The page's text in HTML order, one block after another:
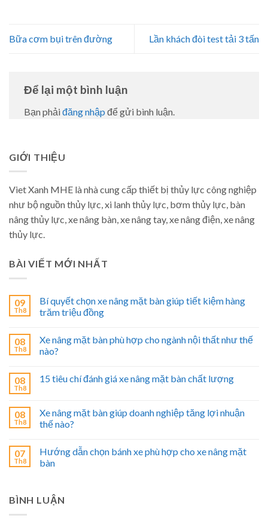
Bữa cơm bụi trên đường Lần khách đòi test tải 3 tấn
Để lại một bình luận
Bạn phải đăng nhập để gửi bình luận.
GIỚI THIỆU
Viet Xanh MHE là nhà cung cấp thiết bị thủy lực công nghiệp
như bộ nguồn thủy lực, xi lanh thủy lực, bơm thủy lực, bàn
nâng thủy lực, xe nâng bàn, xe nâng tay, xe nâng điện, xe nâng
thủy lực.
BÀI VIẾT MỚI NHẤT
09
Th8
Bí quyết chọn xe nâng mặt bàn giúp tiết kiệm hàng
trăm triệu đồng
08
Th8
Xe nâng mặt bàn phù hợp cho ngành nội thất như thế
nào?
08
Th8
15 tiêu chí đánh giá xe nâng mặt bàn chất lượng
08
Th8
Xe nâng mặt bàn giúp doanh nghiệp tăng lợi nhuận
thế nào?
07
Th8
Hướng dẫn chọn bánh xe phù hợp cho xe nâng mặt
bàn
BÌNH LUẬN